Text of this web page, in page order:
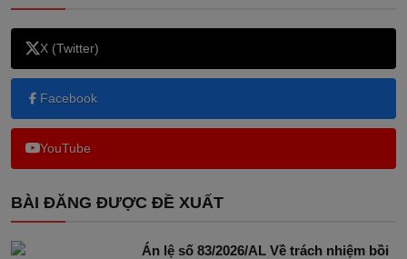
X (Twitter)
Facebook
YouTube
BÀI ĐĂNG ĐƯỢC ĐỀ XUẤT
Án lệ số 83/2026/AL Về trách nhiệm bồi